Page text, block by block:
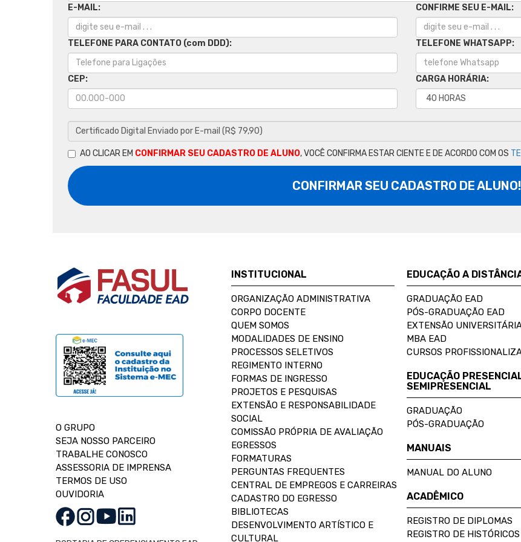
E-MAIL: CONFIRME SEU E-MAIL:
TELEFONE PARA CONTATO (com DDD): TELEFONE WHATSAPP:
CEP: CARGA HORÁRIA:
AO CLICAR EM CONFIRMAR SEU CADASTRO DE ALUNO, VOCÊ CONFIRMA ESTAR CIENTE E DE ACORDO COM OS
CONFIRMAR SEU CADASTRO DE ALUNO!
O GRUPO
SEJA NOSSO PARCEIRO
TRABALHE CONOSCO
ASSESSORIA DE IMPRENSA
TERMOS DE USO
OUVIDORIA
INSTITUCIONAL
ORGANIZAÇÃO ADMINISTRATIVA
CORPO DOCENTE
QUEM SOMOS
MODALIDADES DE ENSINO
PROCESSOS SELETIVOS
REGIMENTO INTERNO
FORMAS DE INGRESSO
PROJETOS E PESQUISAS
EXTENSÃO E RESPONSABILIDADE
SOCIAL
COMISSÃO PRÓPRIA DE AVALIAÇÃO
EGRESSOS
FORMATURAS
PERGUNTAS FREQUENTES
CENTRAL DE EMPREGOS E CARREIRAS
CADASTRO DO EGRESSO
BIBLIOTECAS
DESENVOLVIMENTO ARTÍSTICO E
CULTURAL
EDUCAÇÃO A
GRADUAÇÃO EAD
PÓS-GRADUAÇÃO EAD
EXTENSÃO
MBA EAD
CURSOS
EDUCAÇÃO
SEMIPRESENCIAL
GRADUAÇÃO
PÓS-GRADUAÇÃO
MANUAIS
MANUAL DO ALUNO
ACADÊMICO
REGISTRO DE DIPLOMAS
REGISTRO DE HISTÓRICOS